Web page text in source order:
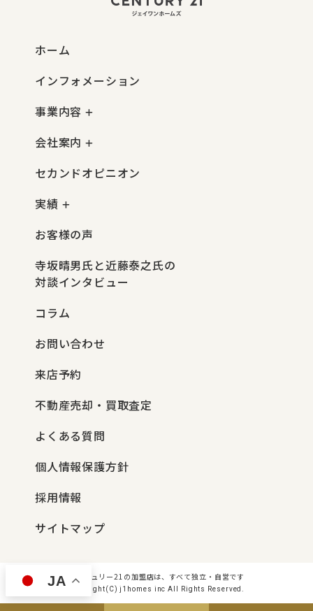
ホーム
インフォメーション
事業内容
会社案内
セカンドオピニオン
実績
お客様の声
寺坂晴男氏と近藤泰之氏の
対談インタビュー
コラム
お問い合わせ
来店予約
不動産売却・買取査定
よくある質問
個人情報保護方針
採用情報
サイトマップ
センチュリー21の加盟店は、すべて独立・自営です
Copyright(C) j1homes inc All Rights Reserved.
JA